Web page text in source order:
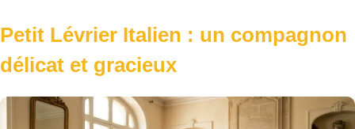
Petit Lévrier Italien : un compagnon
délicat et gracieux